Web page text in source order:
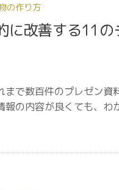
の作り方
に改善する11
まで数百件のプレゼン
報の内容が良くても、